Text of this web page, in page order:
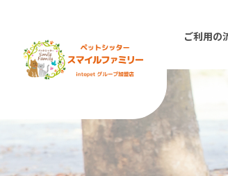
ご利用の